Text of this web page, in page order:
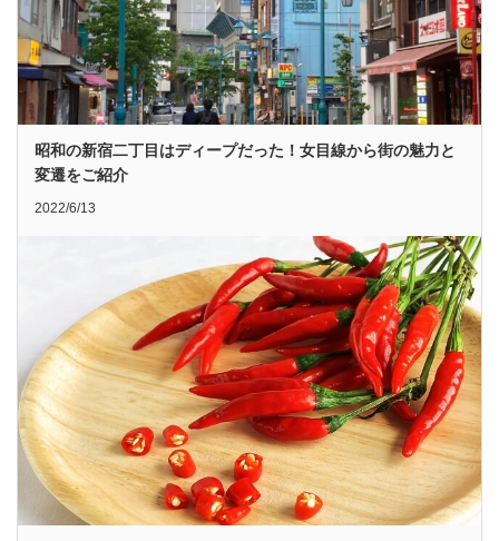
昭和の新宿二丁目はディープだった！女目線から街の魅力と
変遷をご紹介
2022/6/13